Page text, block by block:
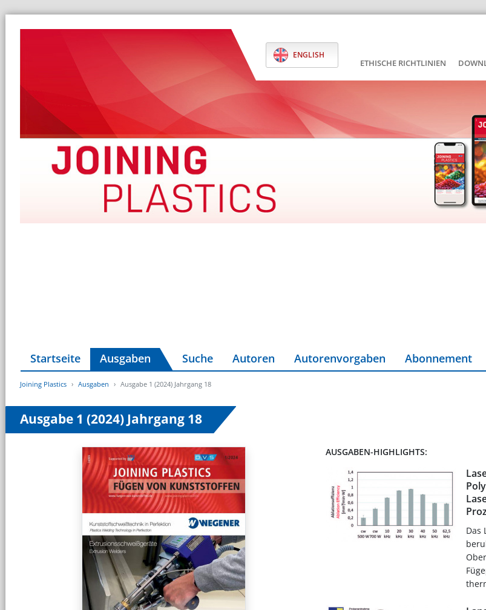
ENGLISH
ETHISCHE RICHTLINIEN
Startseite Ausgaben Suche Autoren Autorenvorgaben Abonnement
Joining Plastics Ausgaben Ausgabe 1 (2024) Jahrgang 18
Ausgabe 1 (2024) Jahrgang 18
AUSGABEN-HIGHLIGHTS:
Das